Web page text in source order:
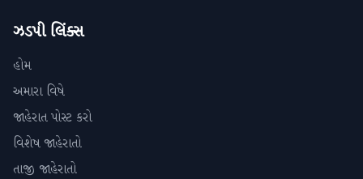
ઝડપી લિંક્સ
હોમ
અમારા વિષે
જાહેરાત પોસ્ટ કરો
વિશેષ જાહેરાતો
તાજી જાહેરાતો